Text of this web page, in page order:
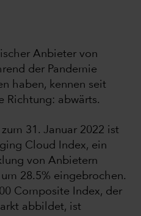
Anbieter von
der Pandemie
haben, kennen seit
Richtung: abwärts.
31. Januar 2022 ist
Cloud Index, ein
von Anbietern
28.5% eingebrochen.
Composite Index, der
abbildet, ist